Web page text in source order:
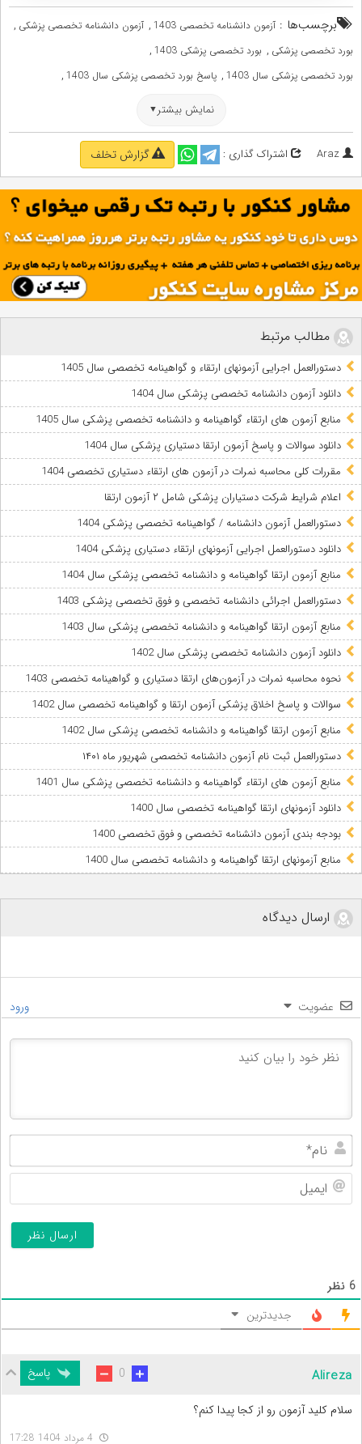
برچسب‌ها : آزمون دانشنامه تخصصی 1403 , آزمون دانشنامه تخصصی پزشکی ,
بورد تخصصی پزشکی , بورد تخصصی پزشکی 1403 ,
بورد تخصصی پزشکی سال 1403 , پاسخ بورد تخصصی پزشکی سال 1403 ,
دانشنامه تخصصی پزشکی سال 1403 , سوالات بورد تخصصی پزشکی سال 1403
سوالات بورد تخصصی سال 1403 , سوالات دانشنامه تخصصی پزشکی سال 1403
نمایش بیشتر
Araz اشتراک گذاری : گزارش تخلف
مطالب مرتبط
دستورالعمل اجرایی آزمونهای ارتقاء و گواهینامه تخصصی سال 1405
دانلود آزمون دانشنامه تخصصی پزشکی سال 1404
منابع آزمون های ارتقاء گواهینامه و دانشنامه تخصصی پزشکی سال 1405
دانلود سوالات و پاسخ آزمون ارتقا دستیاری پزشکی سال 1404
مقررات کلی محاسبه نمرات در آزمون های ارتقاء دستیاری تخصصی 1404
اعلام شرایط شرکت دستیاران پزشکی شامل ۲ آزمون ارتقا
دستورالعمل آزمون دانشنامه / گواهینامه تخصصی پزشکی 1404
دانلود دستورالعمل اجرایی آزمونهای ارتقاء دستیاری پزشکی 1404
منابع آزمون ارتقا گواهینامه و دانشنامه تخصصی پزشکی سال 1404
دستورالعمل اجرائی دانشنامه تخصصی و فوق تخصصی پزشکی 1403
منابع آزمون ارتقا گواهینامه و دانشنامه تخصصی پزشکی سال 1403
دانلود آزمون دانشنامه تخصصی پزشکی سال 1402
نحوه محاسبه نمرات در آزمون‌های ارتقا دستیاری و گواهینامه تخصصی 1403
سوالات و پاسخ اخلاق پزشکی آزمون ارتقا و گواهینامه تخصصی سال 1402
منابع آزمون ارتقا گواهینامه و دانشنامه تخصصی پزشکی سال 1402
دستورالعمل ثبت نام آزمون دانشنامه تخصصی شهریور ماه ۱۴۰۱
منابع آزمون های ارتقاء گواهینامه و دانشنامه تخصصی پزشکی سال 1401
دانلود آزمونهای ارتقا گواهینامه تخصصی سال 1400
بودجه بندی آزمون دانشنامه تخصصی و فوق تخصصی 1400
منابع آزمونهای ارتقا گواهینامه و دانشنامه تخصصی سال 1400
ارسال دیدگاه
عضویت ورود
6 نظر
جدیدترین
Alireza
سلام کلید آزمون رو از کجا پیدا کنم؟
0 پاسخ